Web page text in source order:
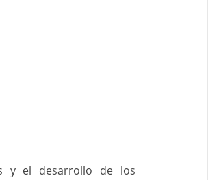
y el desarrollo de los